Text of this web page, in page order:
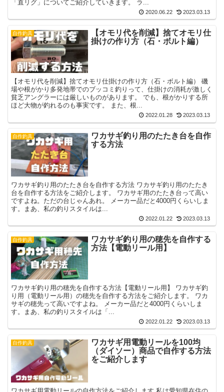
「直リグ」についてご紹介していきます。 ラ...
2020.06.22 2023.03.13
自作釣具
【オモリ代を削減】捨てオモリ仕
掛けの作り方（石・ボルト編）
【オモリ代を削減】捨てオモリ仕掛けの作り方（石・ボルト編） 磯
場や根がかり多発地帯でのブッコミ釣りって、仕掛けの消耗が激しく
貧乏アングラーには厳しいものがあります。 でも、根がかりする所
ほど大物が釣れるのも事実です。 また、根...
2022.01.28 2023.03.13
自作釣具
ワカサギ釣り用のたたき台を自作
する方法
ワカサギ釣り用のたたき台を自作する方法 ワカサギ釣り用のたたき
台を自作する方法をご紹介します。 ワカサギ用のたたき台って高い
ですよね。ただの台じゃんあれ。 メーカー品だと4000円くらいしま
す。まあ、私の釣りスタイルは...
2022.01.22 2023.03.13
自作釣具
ワカサギ釣り用の穂先を自作する
方法【電動リール用】
ワカサギ釣り用の穂先を自作する方法【電動リール用】 ワカサギ釣
り用（電動リール用）の穂先を自作する方法をご紹介します。 ワカ
サギの穂先って高いですよね。 メーカー品だと4000円くらいしま
す。まあ、私の釣りスタイルは「...
2022.01.22 2023.03.13
自作釣具
ワカサギ用電動リールを100均
（ダイソー）商品で自作する方法
をご紹介します